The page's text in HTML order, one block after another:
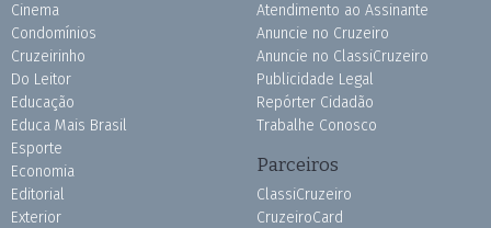
Cinema
Condomínios
Cruzeirinho
Do Leitor
Educação
Educa Mais Brasil
Esporte
Economia
Editorial
Exterior
Atendimento ao Assinante
Anuncie no Cruzeiro
Anuncie no ClassiCruzeiro
Publicidade Legal
Repórter Cidadão
Trabalhe Conosco
Parceiros
ClassiCruzeiro
CruzeiroCard